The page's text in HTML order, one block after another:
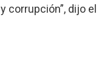
y corrupción”, dijo el